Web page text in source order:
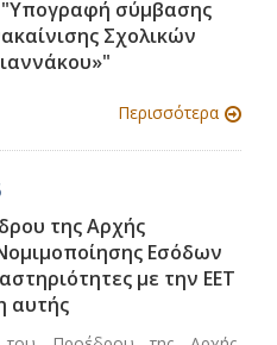
σύμβασης
Σχολικών
Περισσότερα
της Αρχής
Εσόδων
με την ΕΕΤ
αυτής